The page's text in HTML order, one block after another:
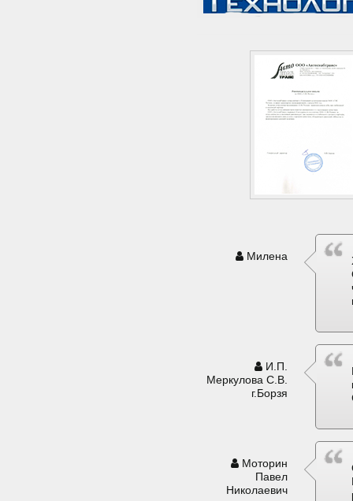
Милена
И.П.
Меркулова С.В.
г.Борзя
Моторин
Павел
Николаевич